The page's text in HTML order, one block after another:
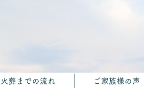
火葬までの流れ ご家族様の声